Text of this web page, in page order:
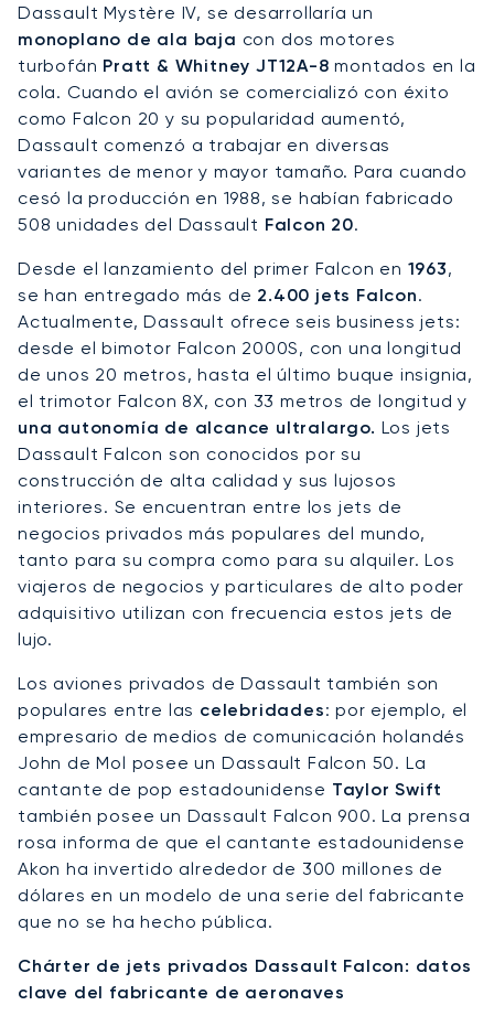
Dassault Mystère IV, se desarrollaría un
monoplano de ala baja con dos motores
turbofán Pratt & Whitney JT12A-8 montados en la
cola. Cuando el avión se comercializó con éxito
como Falcon 20 y su popularidad aumentó,
Dassault comenzó a trabajar en diversas
variantes de menor y mayor tamaño. Para cuando
cesó la producción en 1988, se habían fabricado
508 unidades del Dassault Falcon 20.
Desde el lanzamiento del primer Falcon en 1963,
se han entregado más de 2.400 jets Falcon.
Actualmente, Dassault ofrece seis business jets:
desde el bimotor Falcon 2000S, con una longitud
de unos 20 metros, hasta el último buque insignia,
el trimotor Falcon 8X, con 33 metros de longitud y
una autonomía de alcance ultralargo. Los jets
Dassault Falcon son conocidos por su
construcción de alta calidad y sus lujosos
interiores. Se encuentran entre los jets de
negocios privados más populares del mundo,
tanto para su compra como para su alquiler. Los
viajeros de negocios y particulares de alto poder
adquisitivo utilizan con frecuencia estos jets de
lujo.
Los aviones privados de Dassault también son
populares entre las celebridades: por ejemplo, el
empresario de medios de comunicación holandés
John de Mol posee un Dassault Falcon 50. La
cantante de pop estadounidense Taylor Swift
también posee un Dassault Falcon 900. La prensa
rosa informa de que el cantante estadounidense
Akon ha invertido alrededor de 300 millones de
dólares en un modelo de una serie del fabricante
que no se ha hecho pública.
Chárter de jets privados Dassault Falcon: datos
clave del fabricante de aeronaves